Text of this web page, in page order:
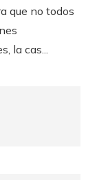
que no todos
la cas...